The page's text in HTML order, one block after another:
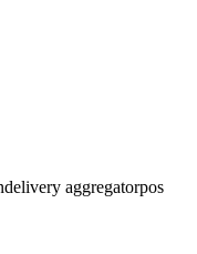
delivery aggregatorpos